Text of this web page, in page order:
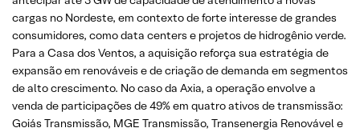
cargas no Nordeste, em contexto de forte interesse de grandes
consumidores, como data centers e projetos de hidrogênio verde.
Para a Casa dos Ventos, a aquisição reforça sua estratégia de
expansão em renováveis e de criação de demanda em segmentos
de alto crescimento. No caso da Axia, a operação envolve a
venda de participações de 49% em quatro ativos de transmissão:
Goiás Transmissão, MGE Transmissão, Transenergia Renovável e